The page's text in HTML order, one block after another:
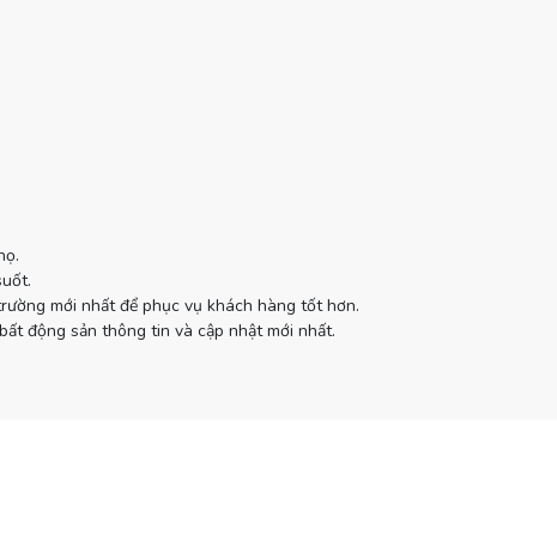
mới nhất để phục vụ khách hàng tốt hơn.
động sản thông tin và cập nhật mới nhất.